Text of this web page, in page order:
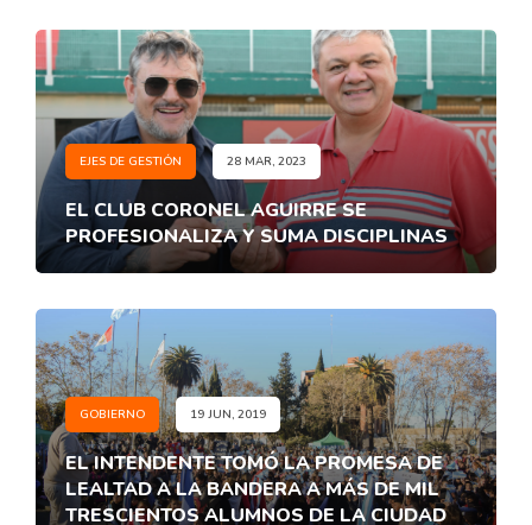
EJES DE GESTIÓN 28 MAR, 2023
EL CLUB CORONEL AGUIRRE SE
PROFESIONALIZA Y SUMA DISCIPLINAS
GOBIERNO 19 JUN, 2019
EL INTENDENTE TOMÓ LA PROMESA DE
LEALTAD A LA BANDERA A MÁS DE MIL
TRESCIENTOS ALUMNOS DE LA CIUDAD